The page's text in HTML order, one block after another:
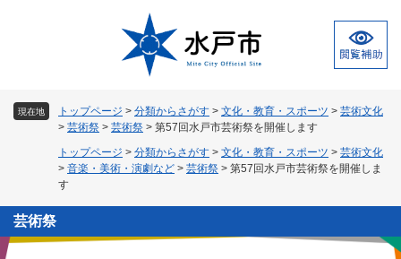
現在地 トップページ > 分類からさがす > 文化・教育・スポーツ > 芸術文化
> 芸術祭 > 芸術祭 > 第57回水戸市芸術祭を開催します
トップページ > 分類からさがす > 文化・教育・スポーツ > 芸術文化
> 音楽・美術・演劇など > 芸術祭 > 第57回水戸市芸術祭を開催しま
す
芸術祭